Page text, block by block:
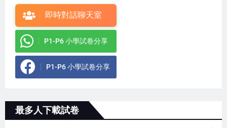
即時對話聊天室
P1-P6 小學試卷分享
P1-P6 小學試卷分享
最多人下載試卷